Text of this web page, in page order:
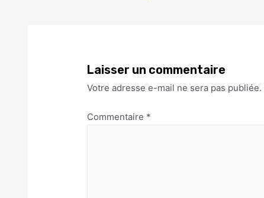
Laisser un commentaire
Votre adresse e-mail ne sera pas publiée.
Commentaire *